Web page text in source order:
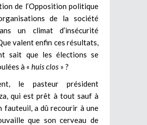
de l’Opposition politique
de la société
un climat d’insécurité
valent enfin ces résultats,
sait que les élections se
à « huis clos » ?
le pasteur président
qui est prêt à tout sauf à
fauteuil, a dû recourir à une
que son cerveau de